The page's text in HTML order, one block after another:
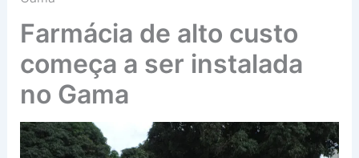
Farmácia de alto custo
começa a ser instalada
no Gama